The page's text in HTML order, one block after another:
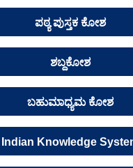
ಪಠ್ಯ ಪುಸ್ತಕ ಕೋಶ
ಶಬ್ದಕೋಶ
ಬಹುಮಾಧ್ಯಮ ಕೋಶ
Indian Knowledge